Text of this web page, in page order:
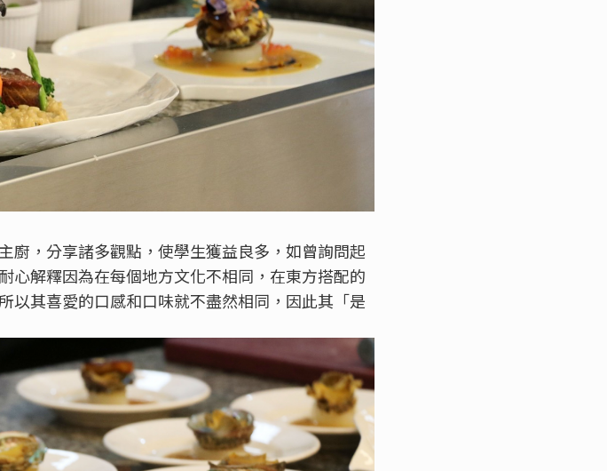
廚，分享諸多觀點，使學生獲益良多，如曾詢問起
心解釋因為在每個地方文化不相同，在東方搭配的
以其喜愛的口感和口味就不盡然相同，因此其「是